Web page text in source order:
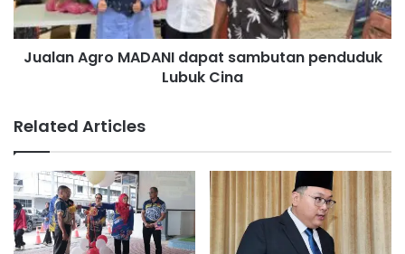
Mustapha
m
a
t
a
r
i
p
r
A
N
I
d
a
p
a
Jualan Agro MADANI dapat sambutan penduduk
Lubuk Cina
Related Articles